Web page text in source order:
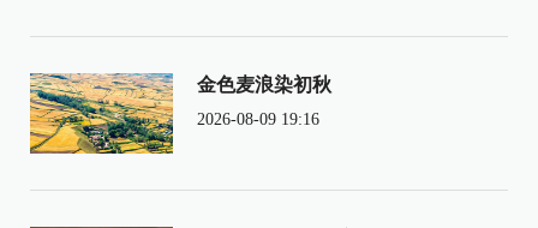
金色麦浪染初秋
2026-08-09 19:16